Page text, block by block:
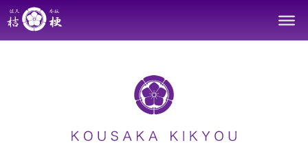
Skip
to
content